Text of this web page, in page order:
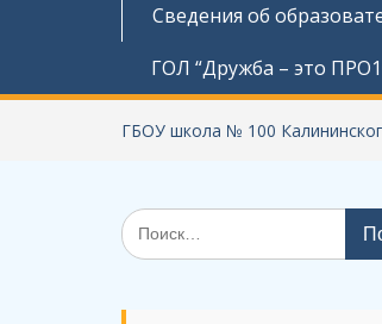
Сведения об
ГОЛ “Дружба – это
ГБОУ школа № 100
Поиск
по: